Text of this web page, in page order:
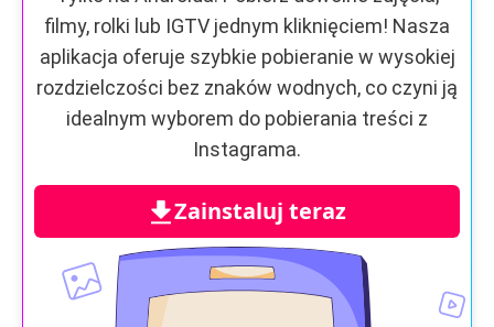
filmy, rolki lub IGTV jednym kliknięciem! Nasza
aplikacja oferuje szybkie pobieranie w wysokiej
rozdzielczości bez znaków wodnych, co czyni ją
idealnym wyborem do pobierania treści z
Instagrama.
Zainstaluj teraz